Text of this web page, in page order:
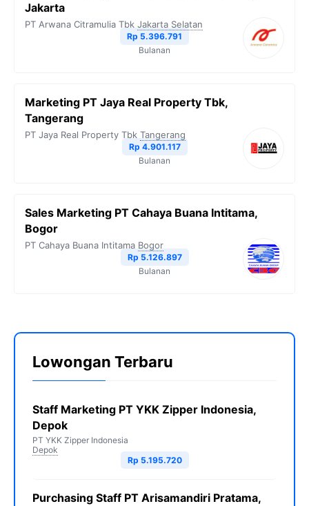
Jakarta
PT Arwana Citramulia Tbk Jakarta Selatan
Rp 5.396.791
Bulanan
Marketing PT Jaya Real Property Tbk,
Tangerang
PT Jaya Real Property Tbk Tangerang
Rp 4.901.117
Bulanan
Sales Marketing PT Cahaya Buana Intitama,
Bogor
PT Cahaya Buana Intitama Bogor
Rp 5.126.897
Bulanan
Lowongan Terbaru
Staff Marketing PT YKK Zipper Indonesia,
Depok
PT YKK Zipper Indonesia
Depok
Rp 5.195.720
Purchasing Staff PT Arisamandiri Pratama,